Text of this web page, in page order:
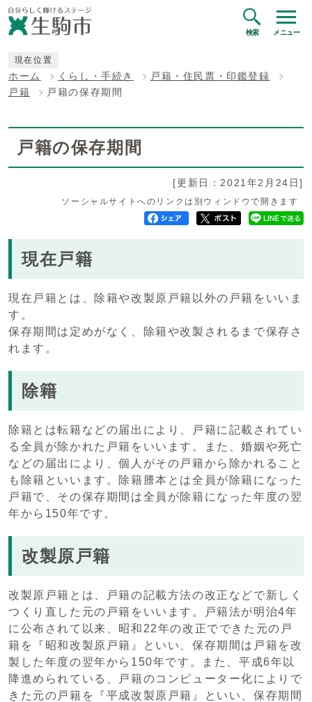
検索 メニュー
現在位置
ホーム くらし・手続き
戸籍・住民票・印鑑登録
戸籍
戸籍の保存期間
戸籍の保存期間
[更新日：2021年2月24日]
ソーシャルサイトへのリンクは別ウィンドウで開きます
現在戸籍
現在戸籍とは、除籍や改製原戸籍以外の戸籍をいいま
す。
保存期間は定めがなく、除籍や改製されるまで保存さ
れます。
除籍
除籍とは転籍などの届出により、戸籍に記載されてい
る全員が除かれた戸籍をいいます。また、婚姻や死亡
などの届出により、個人がその戸籍から除かれること
も除籍といいます。除籍謄本とは全員が除籍になった
戸籍で、その保存期間は全員が除籍になった年度の翌
年から150年です。
改製原戸籍
改製原戸籍とは、戸籍の記載方法の改正などで新しく
つくり直した元の戸籍をいいます。戸籍法が明治4年
に公布されて以来、昭和22年の改正でできた元の戸
籍を『昭和改製原戸籍』といい、保存期間は戸籍を改
製した年度の翌年から150年です。また、平成6年以
降進められている、戸籍のコンピューター化によりで
きた元の戸籍を『平成改製原戸籍』といい、保存期間